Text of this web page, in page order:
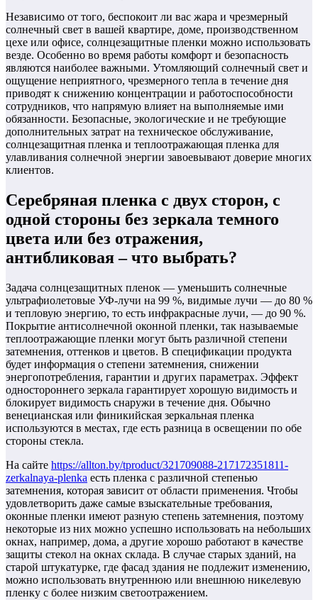
Независимо от того, беспокоит ли вас жара и чрезмерный
солнечный свет в вашей квартире, доме, производственном
цехе или офисе, солнцезащитные пленки можно использовать
везде. Особенно во время работы комфорт и безопасность
являются наиболее важными. Утомляющий солнечный свет и
ощущение неприятного, чрезмерного тепла в течение дня
приводят к снижению концентрации и работоспособности
сотрудников, что напрямую влияет на выполняемые ими
обязанности. Безопасные, экологические и не требующие
дополнительных затрат на техническое обслуживание,
солнцезащитная пленка и теплоотражающая пленка для
улавливания солнечной энергии завоевывают доверие многих
клиентов.
Серебряная пленка с двух сторон, с
одной стороны без зеркала темного
цвета или без отражения,
антибликовая – что выбрать?
Задача солнцезащитных пленок — уменьшить солнечные
ультрафиолетовые УФ-лучи на 99 %, видимые лучи — до 80 %
и тепловую энергию, то есть инфракрасные лучи, — до 90 %.
Покрытие антисолнечной оконной пленки, так называемые
теплоотражающие пленки могут быть различной степени
затемнения, оттенков и цветов. В спецификации продукта
будет информация о степени затемнения, снижении
энергопотребления, гарантии и других параметрах. Эффект
одностороннего зеркала гарантирует хорошую видимость и
блокирует видимость снаружи в течение дня. Обычно
венецианская или финикийская зеркальная пленка
используются в местах, где есть разница в освещении по обе
стороны стекла.
На сайте https://allton.by/tproduct/321709088-217172351811-
zerkalnaya-plenka есть пленка с различной степенью
затемнения, которая зависит от области применения. Чтобы
удовлетворить даже самые взыскательные требования,
оконные пленки имеют разную степень затемнения, поэтому
некоторые из них можно успешно использовать на небольших
окнах, например, дома, а другие хорошо работают в качестве
защиты стекол на окнах склада. В случае старых зданий, на
старой штукатурке, где фасад здания не подлежит изменению,
можно использовать внутреннюю или внешнюю никелевую
пленку с более низким светоотражением.